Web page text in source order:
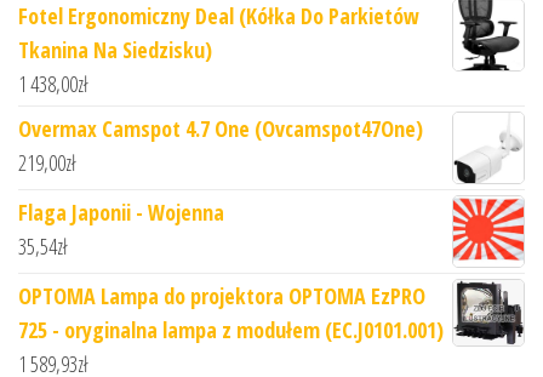
Fotel Ergonomiczny Deal (Kółka Do Parkietów
Tkanina Na Siedzisku)
1 438,00zł
Overmax Camspot 4.7 One (Ovcamspot47One)
219,00zł
Flaga Japonii - Wojenna
35,54zł
OPTOMA Lampa do projektora OPTOMA EzPRO
725 - oryginalna lampa z modułem (EC.J0101.001)
1 589,93zł